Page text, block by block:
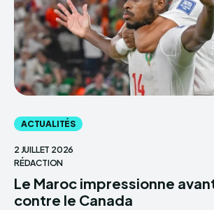
ACTUALITÉS
2 JUILLET 2026
RÉDACTION
Le Maroc impressionne
contre le Canada